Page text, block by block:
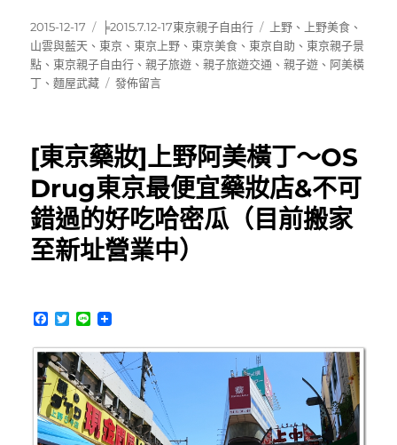
發
佈
日
期:
2015-12-17
分
類
╞2015.7.12-17東京親子自由行
標
籤
上野 、 上野美食 、
山雲與藍天 、 東京 、 東京上野 、 東京美食 、 東京自助 、 東京親子景
點 、 東京親子自由行 、親子旅遊 、親子旅遊交通 、親子遊 、 阿美橫
丁 、麵屋武藏
在
屋
武
藏
上
野
店
(近
阿
美
橫
丁)，
發佈留言
[東京藥妝]上野阿美橫丁～OS
Drug東京最便宜藥妝店&不可
錯過的好吃哈密瓜（目前搬家
至新址營業中）
F
c
e
b
o
o
k
T
i
t
t
e
r
L
n
e